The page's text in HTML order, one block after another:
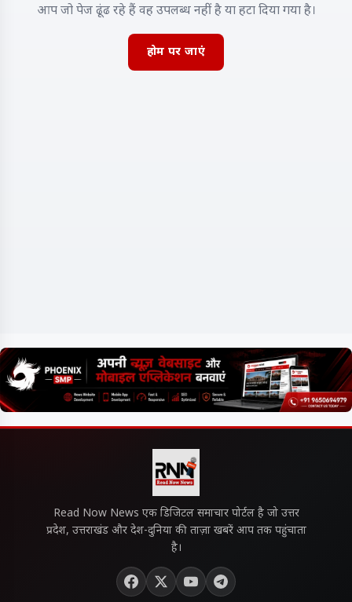
आप जो पेज ढूंढ रहे हैं वह उपलब्ध नहीं है या हटा दिया गया है।
होम पर जाएं
Read Now News एक डिजिटल समाचार पोर्टल है जो उत्तर
प्रदेश, उत्तराखंड और देश-दुनिया की ताज़ा खबरें आप तक पहुंचाता
है।